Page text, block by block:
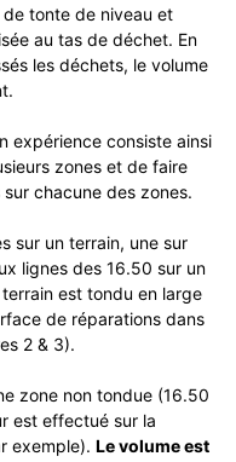
tonte de niveau et
au tas de déchet. En
les déchets, le volume
expérience consiste ainsi
zones et de faire
chacune des zones.
sur un terrain, une sur
lignes des 16.50 sur un
est tondu en large
de réparations dans
2 & 3).
zone non tondue (16.50
est effectué sur la
exemple). Le volume est